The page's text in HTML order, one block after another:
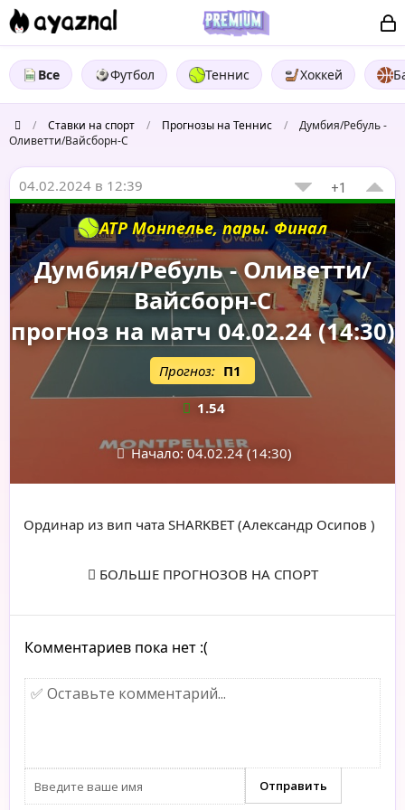
Все Футбол Теннис Хоккей
/ Ставки на спорт / Прогнозы на Теннис /
Думбия/Ребуль -
Оливетти/Вайсборн-С
04.02.2024 в 12:39 +1
АТР Монпелье, пары. Финал
Думбия/Ребуль - Оливетти/
Вайсборн-С
прогноз на матч 04.02.24 (14:30)
Прогноз: П1
1.54
Начало: 04.02.24 (14:30)
Ординар из вип чата SHARKBET (Александр Осипов )
БОЛЬШЕ ПРОГНОЗОВ НА СПОРТ
Комментариев пока нет :(